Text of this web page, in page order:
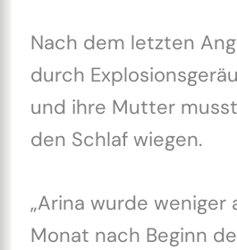
Nach dem letzten
durch
und ihre Mutter
den Schlaf wiegen.
„Arina wurde weniger
Monat nach Beginn